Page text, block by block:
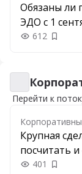
Обязаны ли
ЭДО с 1
612
Перейти к
Крупная
посчитать
401